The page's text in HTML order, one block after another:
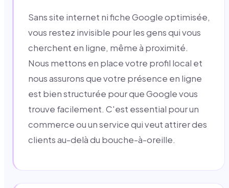
Sans site internet ni fiche Google optimisée,
vous restez invisible pour les gens qui vous
cherchent en ligne, même à proximité.
Nous mettons en place votre profil local et
nous assurons que votre présence en ligne
est bien structurée pour que Google vous
trouve facilement. C'est essential pour un
commerce ou un service qui veut attirer des
clients au-delà du bouche-à-oreille.